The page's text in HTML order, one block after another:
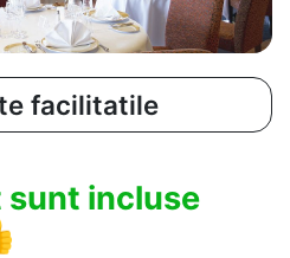
facilitatile
sunt incluse